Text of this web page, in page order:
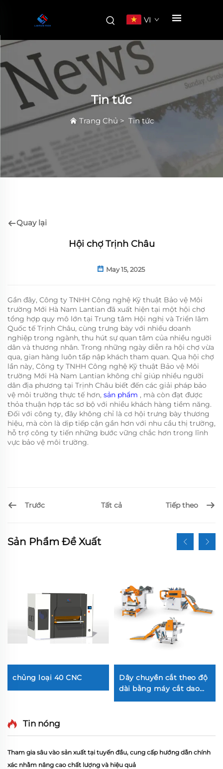
VI
Tin tức
Trang Chủ > Tin tức
Quay lại
Hội chợ Trịnh Châu
May 15, 2025
Gần đây, Công ty TNHH Công nghệ Kỹ thuật Bảo vệ Môi
trường Mới Hà Nam Lantian đã xuất hiện tại một hội chợ
tổng hợp quy mô lớn tại Trung tâm Hội nghị và Triển lãm
Quốc tế Trịnh Châu, cùng trưng bày với nhiều doanh
nghiệp trong ngành, thu hút sự quan tâm của nhiều người
dân và thương nhân. Trong những ngày diễn ra hội chợ vừa
qua, gian hàng luôn tấp nập khách tham quan. Qua hội chợ
lần này, Công ty TNHH Công nghệ Kỹ thuật Bảo vệ Môi
trường Mới Hà Nam Lantian không chỉ giúp nhiều người
dân địa phương tại Trịnh Châu biết đến các giải pháp bảo
vệ môi trường thực tế hơn, sản phẩm , mà còn đạt được
thỏa thuận hợp tác sơ bộ với nhiều khách hàng tiềm năng.
Đối với công ty, đây không chỉ là cơ hội trưng bày thương
hiệu, mà còn là dịp tiếp cận gần hơn với nhu cầu thị trường,
hỗ trợ công ty tiến những bước vững chắc hơn trong lĩnh
vực bảo vệ môi trường.
Trước Tất cả Tiếp theo
Sản Phẩm Đề Xuất
chủng loại 40 CNC
Dây chuyền cắt theo độ
dài bằng máy cắt dao
đu đưa công suất lớn
Tin nóng
Tham gia sâu vào sản xuất tại tuyến đầu, cung cấp hướng dẫn chính
xác nhằm nâng cao chất lượng và hiệu quả